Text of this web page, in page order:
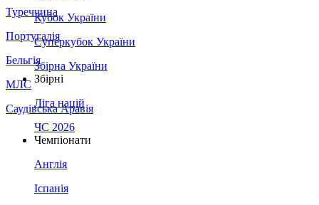
Туреччина
Португалія
Бельгія
МЛС
Саудівська Аравія
Кубок України
Суперкубок України
Збірна України
Збірні
Ліга націй
ЧС 2026
Чемпіонати
Англія
Іспанія